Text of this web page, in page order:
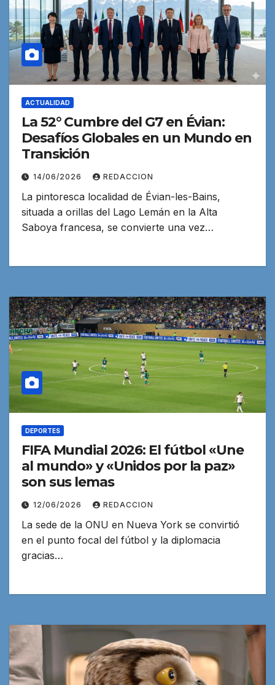
ACTUALIDAD
La 52° Cumbre del G7 en Évian:
Desafíos Globales en un Mundo en
Transición
14/06/2026 REDACCION
La pintoresca localidad de Évian-les-Bains,
situada a orillas del Lago Lemán en la Alta
Saboya francesa, se convierte una vez…
DEPORTES
FIFA Mundial 2026: El fútbol «Une
al mundo» y «Unidos por la paz»
son sus lemas
12/06/2026 REDACCION
La sede de la ONU en Nueva York se convirtió
en el punto focal del fútbol y la diplomacia
gracias…